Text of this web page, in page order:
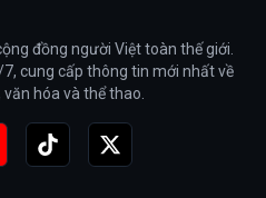
đồng người Việt toàn thế giới.
cung cấp thông tin mới nhất về
hóa và thể thao.